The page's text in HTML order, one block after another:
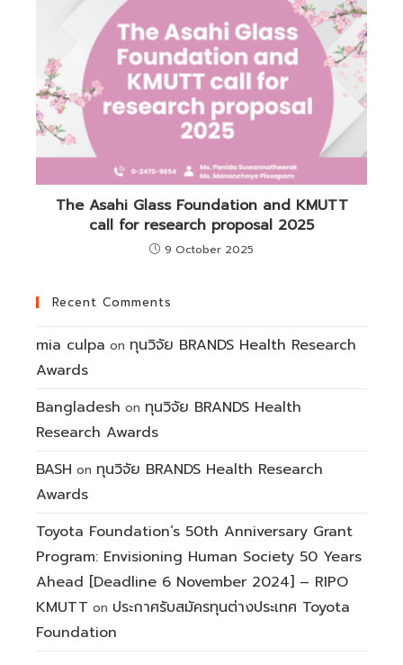
The Asahi Glass Foundation and KMUTT
call for research proposal 2025
9 October 2025
Recent Comments
mia culpa on ทุนวิจัย BRANDS Health Research
Awards
Bangladesh on ทุนวิจัย BRANDS Health
Research Awards
BASH on ทุนวิจัย BRANDS Health Research
Awards
Toyota Foundation’s 50th Anniversary Grant
Program: Envisioning Human Society 50 Years
Ahead [Deadline 6 November 2024] – RIPO
KMUTT on ประกาศรับสมัครทุนต่างประเทศ Toyota
Foundation